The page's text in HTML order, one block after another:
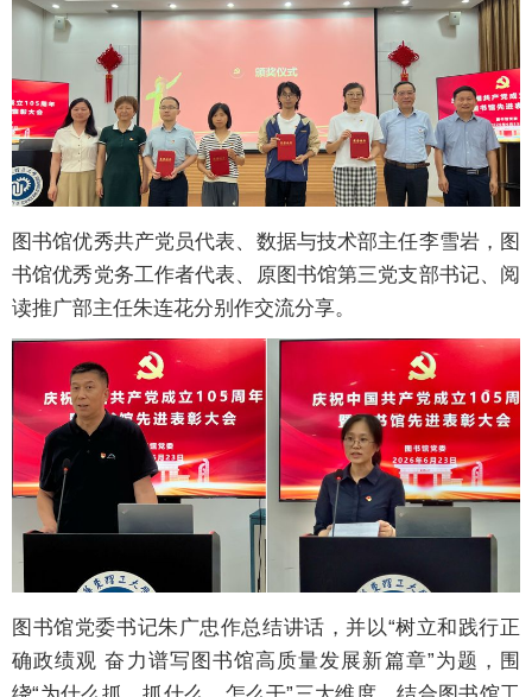
图书馆优秀共产党员代表、数据与技术部主任李雪岩，图
书馆优秀党务工作者代表、原图书馆第三党支部书记、阅
读推广部主任朱连花分别作交流分享。
图书馆党委书记朱广忠作总结讲话，并以“树立和践行正
确政绩观 奋力谱写图书馆高质量发展新篇章”为题，围